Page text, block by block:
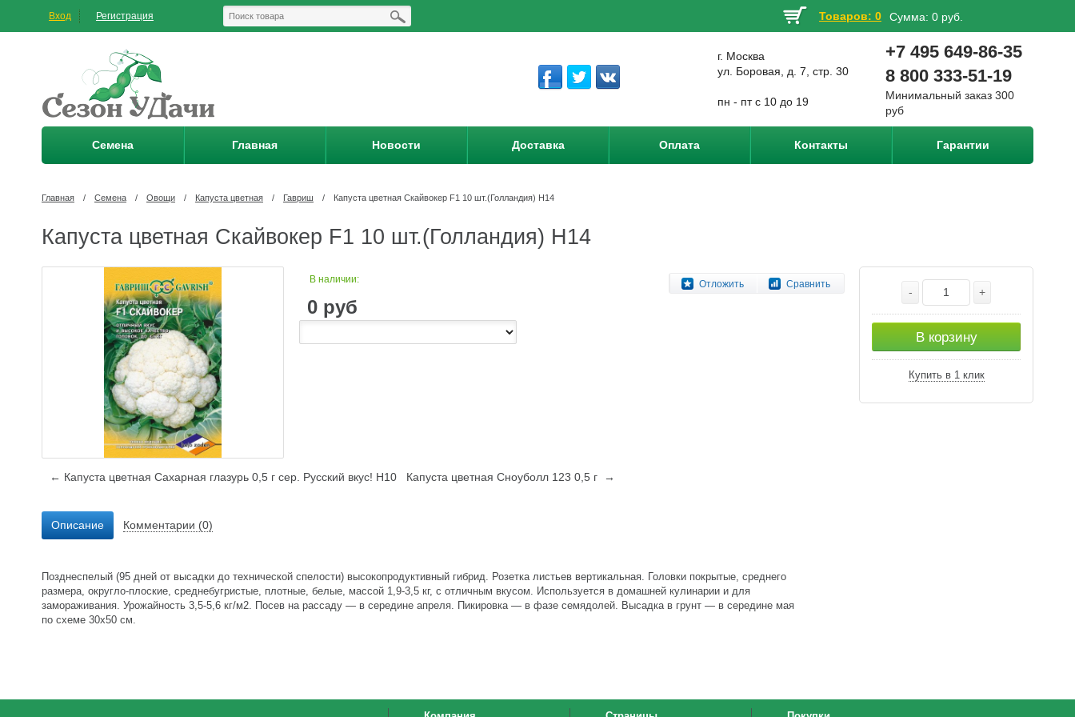
Вход Регистрация Товаров: 0 Сумма: 0 руб.
г. Москва
ул. Боровая, д. 7, стр. 30
пн - пт с 10 до 19
+7 495 649-86-35
8 800 333-51-19
Минимальный заказ 300
руб
Семена Главная Новости Доставка Оплата Контакты Гарантии
Главная / Семена / Овощи / Капуста цветная / Гавриш / Капуста цветная Скайвокер F1 10 шт.(Голландия) Н14
Капуста цветная Скайвокер F1 10 шт.(Голландия) Н14
Отложить Сравнить
В наличии:
0 руб
- +
В корзину
Купить в 1 клик
← Капуста цветная Сахарная глазурь 0,5 г сер. Русский вкус! Н10 Капуста цветная Сноуболл 123 0,5 г →
Описание Комментарии (0)
Позднеспелый (95 дней от высадки до технической спелости) высокопродуктивный гибрид. Розетка листьев вертикальная. Головки покрытые, среднего
размера, округло-плоские, среднебугристые, плотные, белые, массой 1,9-3,5 кг, с отличным вкусом. Используется в домашней кулинарии и для
замораживания. Урожайность 3,5-5,6 кг/м2. Посев на рассаду — в середине апреля. Пикировка — в фазе семядолей. Высадка в грунт — в середине мая
по схеме 30х50 см.